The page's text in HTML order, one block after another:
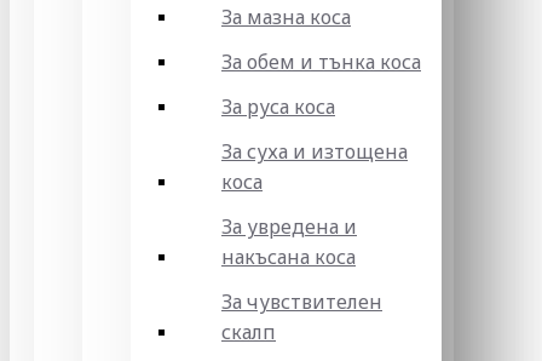
За мазна коса
За обем и тънка коса
За руса коса
За суха и изтощена
коса
За увредена и
накъсана коса
За чувствителен
скалп